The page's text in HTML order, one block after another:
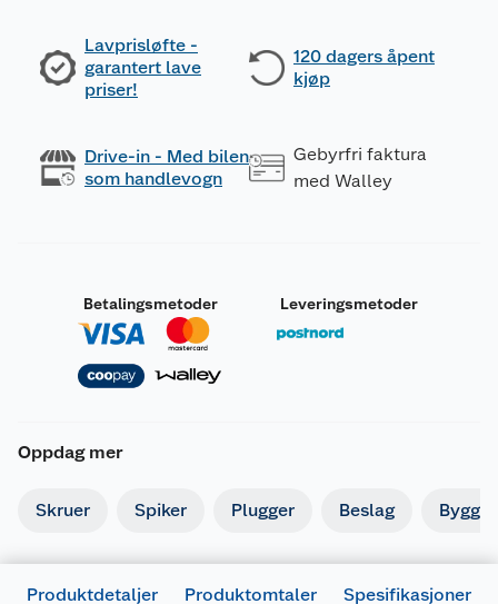
Lavprisløfte -
garantert lave
priser!
120 dagers åpent
kjøp
Drive-in - Med bilen
som handlevogn
Gebyrfri faktura
med Walley
Betalingsmetoder Leveringsmetoder
Oppdag mer
Skruer Spiker Plugger Beslag
Produktdetaljer Produktomtaler Spesifikasjoner